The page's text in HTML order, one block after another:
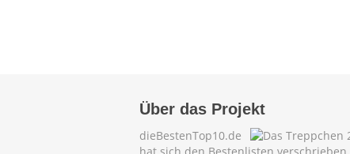
Über das Projekt
dieBestenTop10.de